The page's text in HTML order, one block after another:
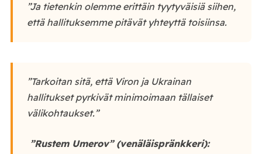
”Ja tietenkin olemme erittäin tyytyväisiä siihen,
että hallituksemme pitävät yhteyttä toisiinsa.
”Tarkoitan sitä, että Viron ja Ukrainan
hallitukset pyrkivät minimoimaan tällaiset
välikohtaukset.”
”Rustem Umerov” (venäläispränkkeri):